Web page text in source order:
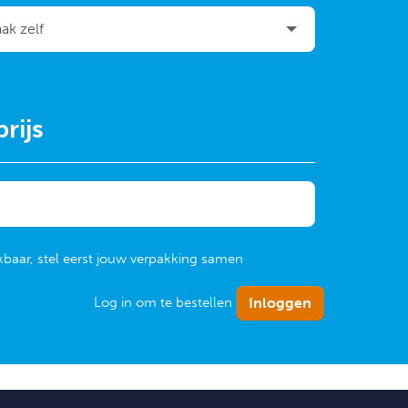
stel eerst jouw verpakking samen
Log in om te bestellen